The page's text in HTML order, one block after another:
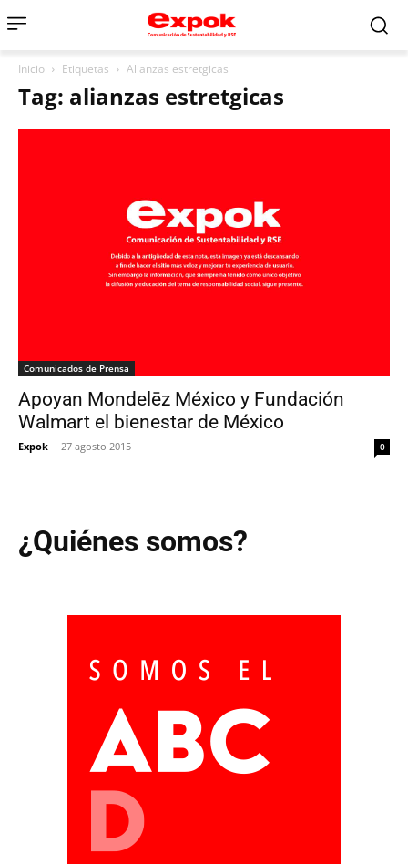
Inicio Etiquetas Alianzas estretgicas
Tag: alianzas estretgicas
Comunicados de Prensa
Apoyan Mondelēz México y Fundación
Walmart el bienestar de México
Expok - 27 agosto 2015 0
¿Quiénes somos?